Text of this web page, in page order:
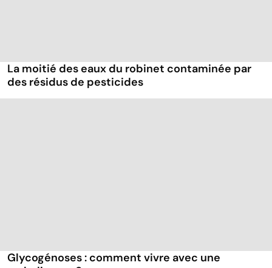
La moitié des eaux du robinet contaminée par
des résidus de pesticides
Glycogénoses : comment vivre avec une